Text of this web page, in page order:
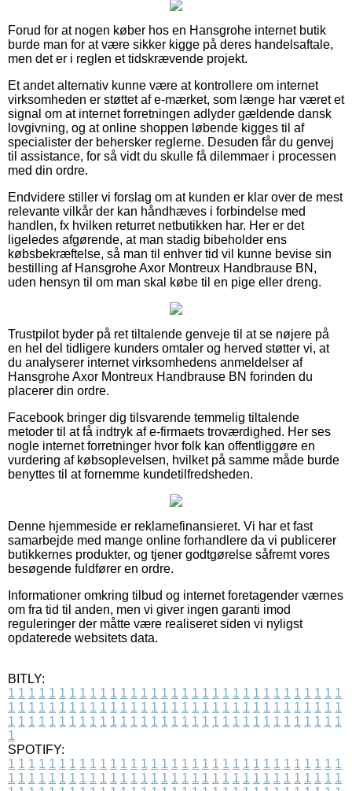
Forud for at nogen køber hos en Hansgrohe internet butik
burde man for at være sikker kigge på deres handelsaftale,
men det er i reglen et tidskrævende projekt.
Et andet alternativ kunne være at kontrollere om internet
virksomheden er støttet af e-mærket, som længe har været et
signal om at internet forretningen adlyder gældende dansk
lovgivning, og at online shoppen løbende kigges til af
specialister der behersker reglerne. Desuden får du genvej
til assistance, for så vidt du skulle få dilemmaer i processen
med din ordre.
Endvidere stiller vi forslag om at kunden er klar over de mest
relevante vilkår der kan håndhæves i forbindelse med
handlen, fx hvilken returret netbutikken har. Her er det
ligeledes afgørende, at man stadig bibeholder ens
købsbekræftelse, så man til enhver tid vil kunne bevise sin
bestilling af Hansgrohe Axor Montreux Handbrause BN,
uden hensyn til om man skal købe til en pige eller dreng.
Trustpilot byder på ret tiltalende genveje til at se nøjere på
en hel del tidligere kunders omtaler og herved støtter vi, at
du analyserer internet virksomhedens anmeldelser af
Hansgrohe Axor Montreux Handbrause BN forinden du
placerer din ordre.
Facebook bringer dig tilsvarende temmelig tiltalende
metoder til at få indtryk af e-firmaets troværdighed. Her ses
nogle internet forretninger hvor folk kan offentliggøre en
vurdering af købsoplevelsen, hvilket på samme måde burde
benyttes til at fornemme kundetilfredsheden.
Denne hjemmeside er reklamefinansieret. Vi har et fast
samarbejde med mange online forhandlere da vi publicerer
butikkernes produkter, og tjener godtgørelse såfremt vores
besøgende fuldfører en ordre.
Informationer omkring tilbud og internet foretagender værnes
om fra tid til anden, men vi giver ingen garanti imod
reguleringer der måtte være realiseret siden vi nyligst
opdaterede websitets data.
BITLY:
1 1 1 1 1 1 1 1 1 1 1 1 1 1 1 1 1 1 1 1 1 1 1 1 1 1 1 1 1 1 1 1 1
1 1 1 1 1 1 1 1 1 1 1 1 1 1 1 1 1 1 1 1 1 1 1 1 1 1 1 1 1 1 1 1 1
1 1 1 1 1 1 1 1 1 1 1 1 1 1 1 1 1 1 1 1 1 1 1 1 1 1 1 1 1 1 1 1 1
1
SPOTIFY:
1 1 1 1 1 1 1 1 1 1 1 1 1 1 1 1 1 1 1 1 1 1 1 1 1 1 1 1 1 1 1 1 1
1 1 1 1 1 1 1 1 1 1 1 1 1 1 1 1 1 1 1 1 1 1 1 1 1 1 1 1 1 1 1 1 1